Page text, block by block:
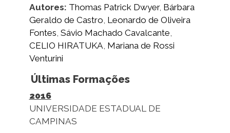
Autores: Thomas Patrick Dwyer, Bárbara
Geraldo de Castro Leonardo de Oliveira
Fontes Sávio Machado Cavalcante
CELIO HIRATUKA Mariana de Rossi
Venturini
Últimas Formações
2016
UNIVERSIDADE ESTADUAL DE
CAMPINAS